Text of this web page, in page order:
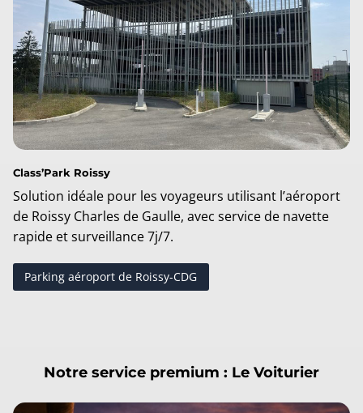
Class’Park Roissy
Solution idéale pour les voyageurs utilisant l’aéroport
de Roissy Charles de Gaulle, avec service de navette
rapide et surveillance 7j/7.
Parking aéroport de Roissy-CDG
Notre service premium : Le Voiturier